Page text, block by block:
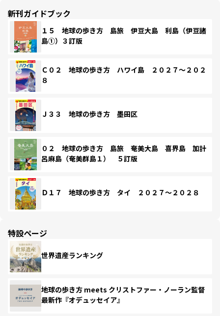
新刊ガイドブック
１５ 地球の歩き方 島旅 伊豆大島 利島（伊豆諸
島①）３訂版
Ｃ０２ 地球の歩き方 ハワイ島 ２０２７～２０２
８
Ｊ３３ 地球の歩き方 墨田区
０２ 地球の歩き方 島旅 奄美大島 喜界島 加計
呂麻島（奄美群島１） ５訂版
Ｄ１７ 地球の歩き方 タイ ２０２７～２０２８
特設ページ
世界遺産ランキング
地球の歩き方 meets クリストファー・ノーラン監督
最新作『オデュッセイア』